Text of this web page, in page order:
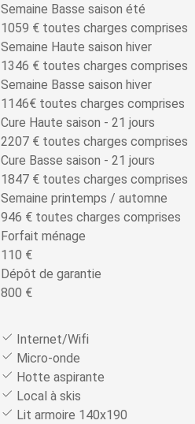
Semaine Basse saison été
1059 € toutes charges comprises
Semaine Haute saison hiver
1346 € toutes charges comprises
Semaine Basse saison hiver
1146€ toutes charges comprises
Cure Haute saison - 21 jours
2207 € toutes charges comprises
Cure Basse saison - 21 jours
1847 € toutes charges comprises
Semaine printemps / automne
946 € toutes charges comprises
Forfait ménage
110 €
Dépôt de garantie
800 €
Internet/Wifi
Micro-onde
Hotte aspirante
Local à skis
Lit armoire 140x190